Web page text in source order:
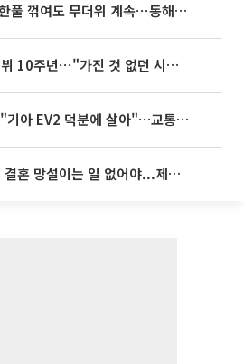
[내일 날씨] 폭염 한풀 꺾여도 무더위 계속⋯동해안 이틀 연속 비
임영웅, 어느덧 데뷔 10주년⋯"가진 것 없던 시절, 내 앞엔 20명의 팬뿐"
'굿 윌 헌팅' 배우 "기아 EV2 덕분에 살아"…교통사고 후 안전성 극찬
李대통령 “청년이 결혼 망설이는 일 없어야...제도상 불이익 조사”